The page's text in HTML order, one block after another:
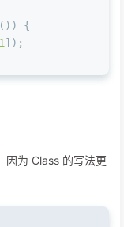
()) {
1 ]);
为 Class 的写法更